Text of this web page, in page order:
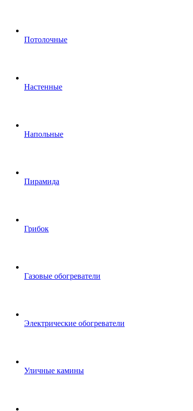
Потолочные
Настенные
Напольные
Пирамида
Грибок
Газовые обогреватели
Электрические обогреватели
Уличные камины